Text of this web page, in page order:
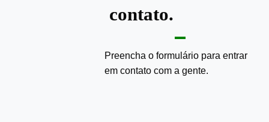
contato.
Preencha o formulário para entrar
em contato com a gente.